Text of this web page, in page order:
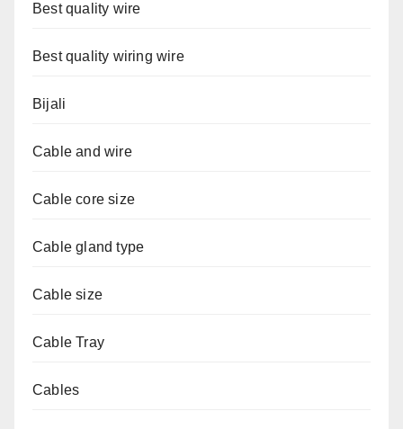
Best quality wire
Best quality wiring wire
Bijali
Cable and wire
Cable core size
Cable gland type
Cable size
Cable Tray
Cables